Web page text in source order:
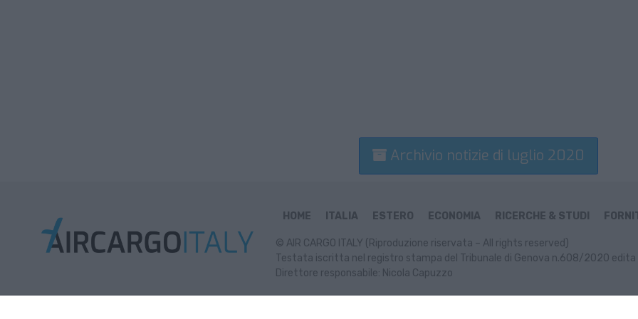
Archivio notizie di luglio 2020
HOME ITALIA ESTERO ECONOMIA RICERCHE & STUDI
© AIR CARGO ITALY (Riproduzione riservata – All rights reserved)
Testata iscritta nel registro stampa del Tribunale di Genova n.608/2020 edita
Direttore responsabile: Nicola Capuzzo